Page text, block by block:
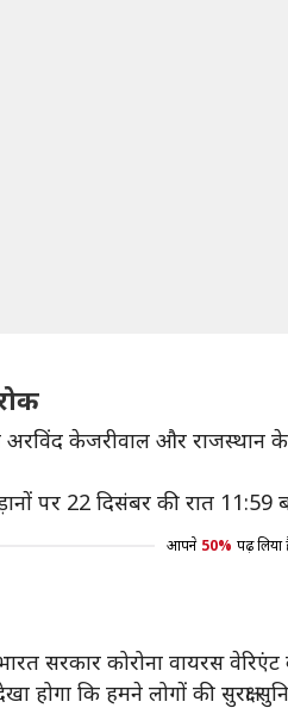
अरविंद केजरीवाल और
पर 22 दिसंबर की रात
आपने 50% पढ़ लिया
भारत सरकार कोरोना वायरस
होगा कि हमने लोगों की